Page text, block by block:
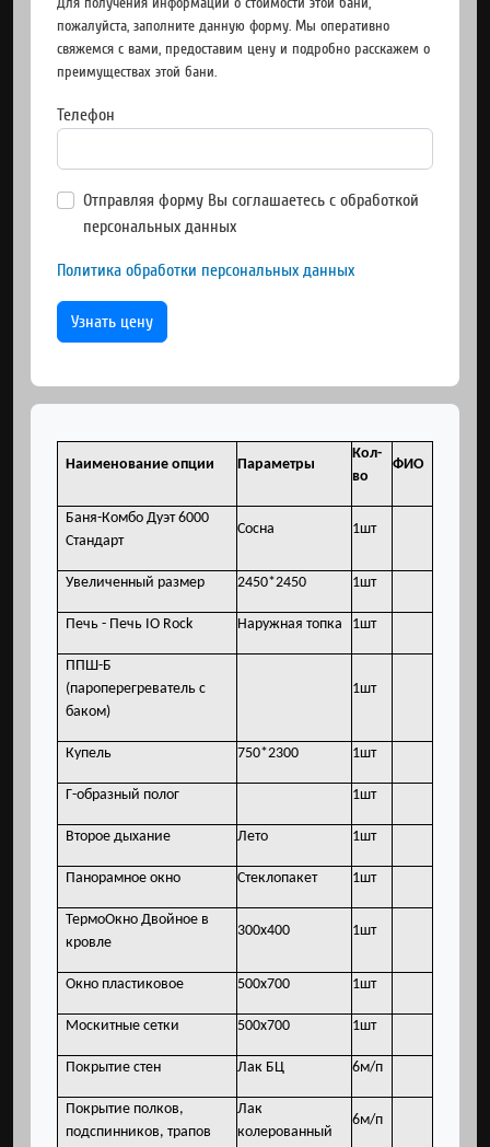
пожалуйста, заполните данную форму. Мы оперативно
свяжемся с вами, предоставим цену и подробно расскажем о
преимуществах этой бани.
Телефон
Отправляя форму Вы соглашаетесь с обработкой
персональных данных
Политика обработки персональных данных
Узнать цену
Наименование опции Параметры
Кол-
во
ФИО
Баня-Комбо Дуэт 6000
Стандарт
Сосна 1шт
Увеличенный размер 2450*2450 1шт
Печь - Печь IO Rock Наружная топка 1шт
ППШ-Б
(пароперегреватель с
баком)
1шт
Купель 750*2300 1шт
Г-образный полог 1шт
Второе дыхание Лето 1шт
Панорамное окно Стеклопакет 1шт
ТермоОкно Двойное в
кровле
300х400 1шт
Окно пластиковое 500х700 1шт
Москитные сетки 500x700 1шт
Покрытие стен Лак БЦ 6м/п
Покрытие полков,
подспинников, трапов
Лак
колерованный
6м/п